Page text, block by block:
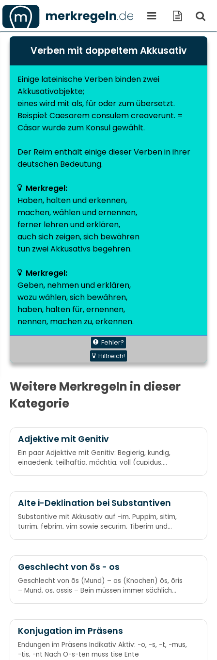
Verben mit doppeltem Akkusativ
Einige lateinische Verben binden zwei
Akkusativobjekte;
eines wird mit als, für oder zum übersetzt.
Beispiel: Caesarem consulem creaverunt. =
Cäsar wurde zum Konsul gewählt.
Der Reim enthält einige dieser Verben in ihrer
deutschen Bedeutung.
Merkregel:
Haben, halten und erkennen,
machen, wählen und ernennen,
ferner lehren und erklären,
auch sich zeigen, sich bewähren
tun zwei Akkusativs begehren.
Merkregel:
Geben, nehmen und erklären,
wozu wählen, sich bewähren,
haben, halten für, ernennen,
nennen, machen zu, erkennen.
Fehler?
Hilfreich!
Weitere Merkregeln in dieser
Kategorie
Adjektive mit Genitiv
Ein paar Adjektive mit Genitiv: Begierig, kundig,
eingedenk, teilhaftig, mächtig, voll (cupidus,
voll.
Alte i-Deklination bei Substantiven
Substantive mit Akkusativ auf -im. Puppim, sitim,
turrim, febrim, vim sowie securim, Tiberim und
Geschlecht von ōs - os
Geschlecht von ōs (Mund) – os (Knochen) ōs, ōris
– Mund, os, ossis – Bein müssen immer sächlich
Konjugation im Präsens
Endungen im Präsens Indikativ Aktiv: -o, -s, -t, -mus,
-tis, -nt Nach O-s-ten muss tise Ente